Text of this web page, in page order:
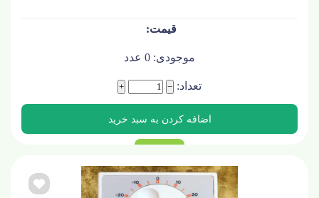
موجودی: 0 عدد
تعداد: −
+